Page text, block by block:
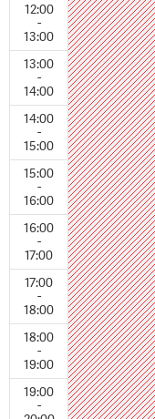
12:00
-
13:00
13:00
-
14:00
14:00
-
15:00
15:00
-
16:00
16:00
-
17:00
17:00
-
18:00
18:00
-
19:00
19:00
-